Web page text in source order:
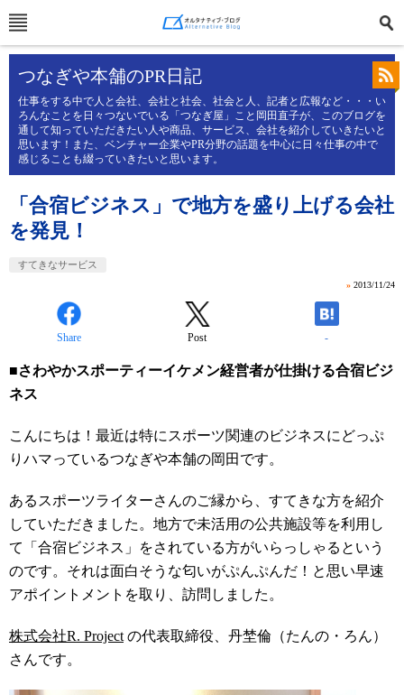
つなぎや本舗のPR日記
仕事をする中で人と会社、会社と社会、社会と人、記者と広報など・・・い
ろんなことを日々つないでいる「つなぎ屋」こと岡田直子が、このブログを
通して知っていただきたい人や商品、サービス、会社を紹介していきたいと
思います！また、ベンチャー企業やPR分野の話題を中心に日々仕事の中で
感じることも綴っていきたいと思います。
「合宿ビジネス」で地方を盛り上げる会社
を発見！
すてきなサービス
» 2013/11/24
Share Post -
■さわやかスポーティーイケメン経営者が仕掛ける合宿ビジ
ネス
こんにちは！最近は特にスポーツ関連のビジネスにどっぷ
りハマっているつなぎや本舗の岡田です。
あるスポーツライターさんのご縁から、すてきな方を紹介
していただきました。地方で未活用の公共施設等を利用し
て「合宿ビジネス」をされている方がいらっしゃるという
のです。それは面白そうな匂いがぷんぷんだ！と思い早速
アポイントメントを取り、訪問しました。
株式会社R. Project の代表取締役、丹埜倫（たんの・ろん）
さんです。